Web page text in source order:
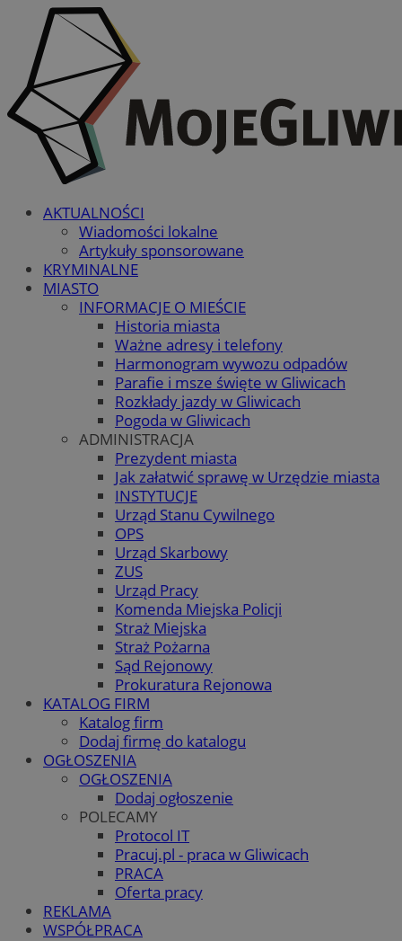
AKTUALNOŚCI
Wiadomości lokalne
Artykuły sponsorowane
KRYMINALNE
MIASTO
INFORMACJE O MIEŚCIE
Historia miasta
Ważne adresy i telefony
Harmonogram wywozu odpadów
Parafie i msze święte w Gliwicach
Rozkłady jazdy w Gliwicach
Pogoda w Gliwicach
ADMINISTRACJA
Prezydent miasta
Jak załatwić sprawę w Urzędzie miasta
INSTYTUCJE
Urząd Stanu Cywilnego
OPS
Urząd Skarbowy
ZUS
Urząd Pracy
Komenda Miejska Policji
Straż Miejska
Straż Pożarna
Sąd Rejonowy
Prokuratura Rejonowa
KATALOG FIRM
Katalog firm
Dodaj firmę do katalogu
OGŁOSZENIA
OGŁOSZENIA
Dodaj ogłoszenie
POLECAMY
Protocol IT
Pracuj.pl - praca w Gliwicach
PRACA
Oferta pracy
REKLAMA
WSPÓŁPRACA